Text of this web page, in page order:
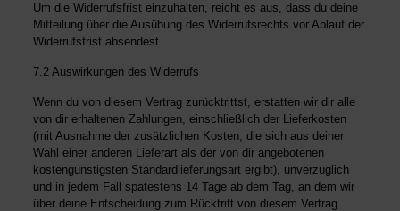
Um die Widerrufsfrist einzuhalten, reicht es aus, dass du deine
Mitteilung über die Ausübung des Widerrufsrechts vor Ablauf der
Widerrufsfrist absendest.
7.2 Auswirkungen des Widerrufs
Wenn du von diesem Vertrag zurücktrittst, erstatten wir dir alle
von dir erhaltenen Zahlungen, einschließlich der Lieferkosten
(mit Ausnahme der zusätzlichen Kosten, die sich aus deiner
Wahl einer anderen Lieferart als der von dir angebotenen
kostengünstigsten Standardlieferungsart ergibt), unverzüglich
und in jedem Fall spätestens 14 Tage ab dem Tag, an dem wir
über deine Entscheidung zum Rücktritt von diesem Vertrag